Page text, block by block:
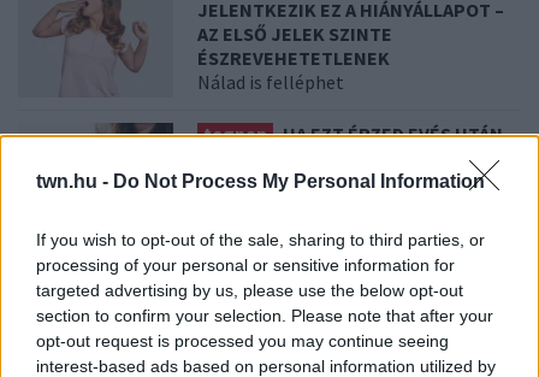
twn.hu - Do Not Process My Personal Information
If you wish to opt-out of the sale, sharing to third parties, or
processing of your personal or sensitive information for
targeted advertising by us, please use the below opt-out
section to confirm your selection. Please note that after your
opt-out request is processed you may continue seeing
interest-based ads based on personal information utilized by
JELENTKEZIK EZ A HIÁNYÁLLAPOT –
AZ ELSŐ JELEK SZINTE
ÉSZREVEHETETLENEK
Nálad is felléphet
tegnap
HA EZT ÉRZED EVÉS UTÁN,
A SZERVEZETED FONTOS DOLOGRA
PRÓBÁL FIGYELMEZTETNI
08. 06.
ORVOS FIGYELMEZTET: EZT
AZ APRÓ REGGELI TÜNETET NE
SÖPÖRD A SZŐNYEG ALÁ
Fontos!